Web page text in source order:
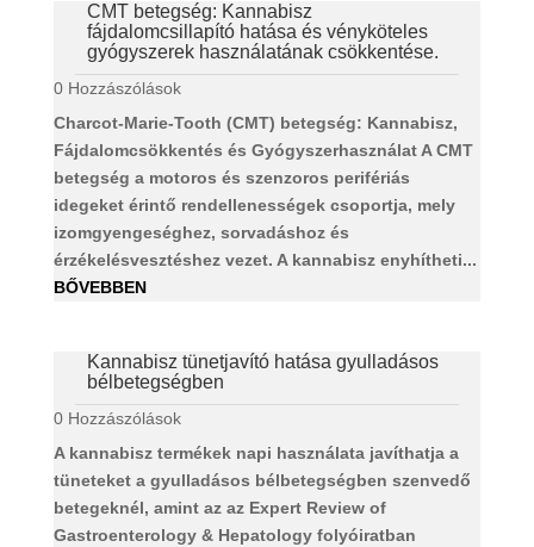
CMT betegség: Kannabisz
fájdalomcsillapító hatása és vényköteles
gyógyszerek használatának csökkentése.
0 Hozzászólások
Charcot-Marie-Tooth (CMT) betegség: Kannabisz,
Fájdalomcsökkentés és Gyógyszerhasználat A CMT
betegség a motoros és szenzoros perifériás
idegeket érintő rendellenességek csoportja, mely
izomgyengeséghez, sorvadáshoz és
érzékelésvesztéshez vezet. A kannabisz enyhítheti...
BŐVEBBEN
Kannabisz tünetjavító hatása gyulladásos
bélbetegségben
0 Hozzászólások
A kannabisz termékek napi használata javíthatja a
tüneteket a gyulladásos bélbetegségben szenvedő
betegeknél, amint az az Expert Review of
Gastroenterology & Hepatology folyóiratban